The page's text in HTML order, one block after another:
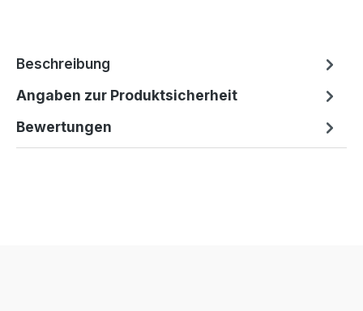
Beschreibung
Angaben zur Produktsicherheit
Bewertungen